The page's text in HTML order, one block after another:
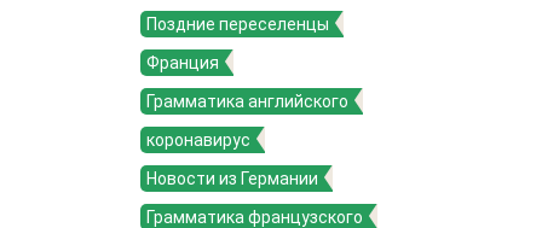
Поздние переселенцы
Франция
Грамматика английского
коронавирус
Новости из Германии
Грамматика французского